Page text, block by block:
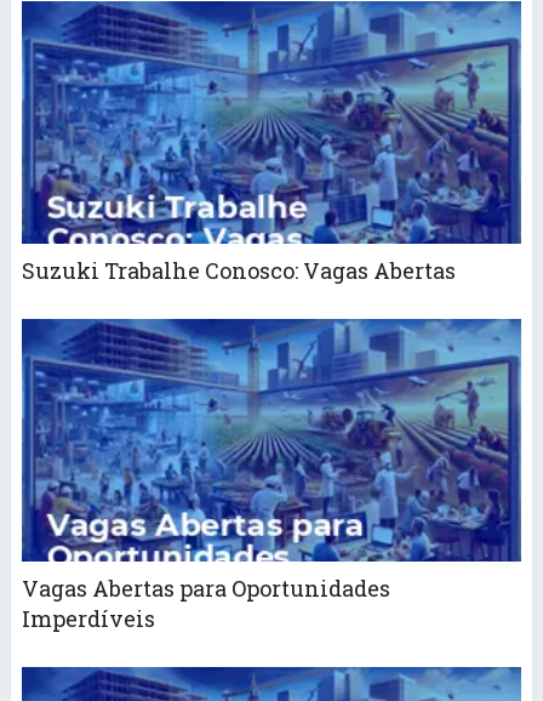
Suzuki Trabalhe Conosco: Vagas Abertas
Vagas Abertas para Oportunidades
Imperdíveis